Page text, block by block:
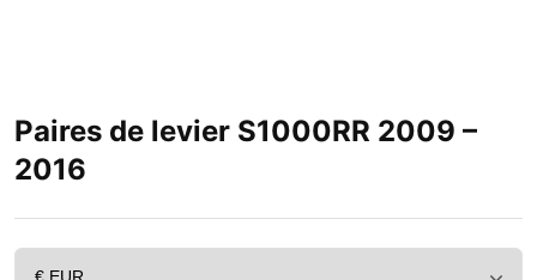
Paires de levier S1000RR 2009 –
2016